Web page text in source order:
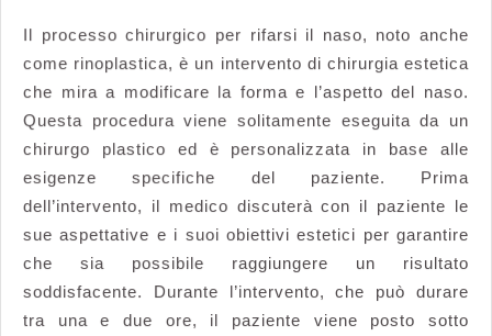
Il processo chirurgico per rifarsi il naso, noto anche
come rinoplastica, è un intervento di chirurgia estetica
che mira a modificare la forma e l’aspetto del naso.
Questa procedura viene solitamente eseguita da un
chirurgo plastico ed è personalizzata in base alle
esigenze specifiche del paziente. Prima
dell’intervento, il medico discuterà con il paziente le
sue aspettative e i suoi obiettivi estetici per garantire
che sia possibile raggiungere un risultato
soddisfacente. Durante l’intervento, che può durare
tra una e due ore, il paziente viene posto sotto